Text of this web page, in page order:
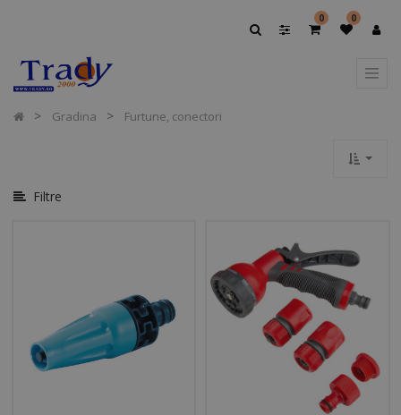
0 0
Gradina Furtune, conectori
Filtre
Afișați
Categoriile